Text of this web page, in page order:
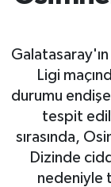
Ligi
durumu
tespit
sırasında,
Dizinde
nedeniyle
Tüm
Haber